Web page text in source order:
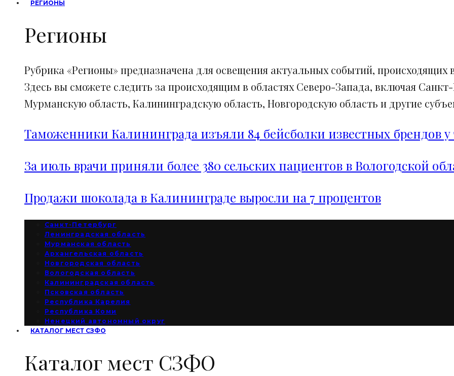
РЕГИОНЫ
Регионы
Рубрика «Регионы» предназначена для освещения актуальных событий, происходящих
Здесь вы сможете следить за происходящим в областях Северо-Запада, включая
Мурманскую область, Калининградскую область, Новгородскую область и другие
Таможенники Калининграда изъяли 84 бейсболки известных брендов у
За июль врачи приняли более 380 сельских пациентов в Вологодской
Продажи шоколада в Калининграде выросли на 7 процентов
Санкт-Петербург
Ленинградская область
Мурманская область
Архангельская область
Новгородская область
Вологодская область
Калининградская область
Псковская область
Республика Карелия
Республика Коми
Ненецкий автономный округ
КАТАЛОГ МЕСТ СЗФО
Каталог мест СЗФО